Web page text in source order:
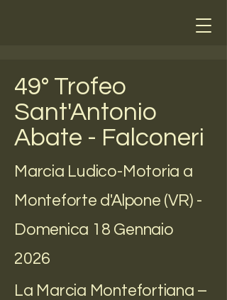
49° Trofeo
Sant'Antonio
Abate - Falconeri
Marcia Ludico-Motoria a
Monteforte d'Alpone (VR) -
Domenica 18 Gennaio
2026
La Marcia Montefortiana –